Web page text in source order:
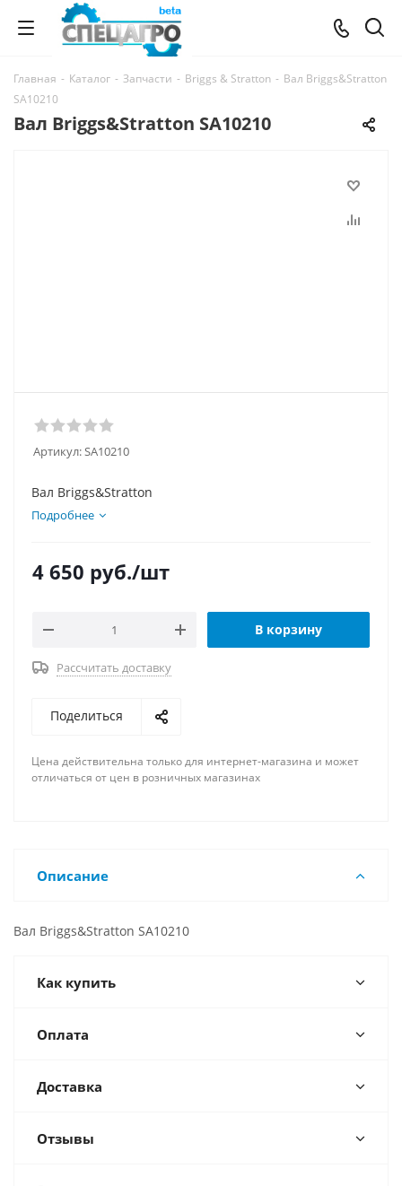
Главная - Каталог - Запчасти - Briggs & Stratton - Вал Briggs&Stratton
SA10210
Вал Briggs&Stratton SA10210
Артикул:SA10210
Вал Briggs&Stratton
Подробнее
4 650 руб./шт
В корзину
Рассчитать доставку
Поделиться
Цена действительна только для интернет-магазина и может
отличаться от цен в розничных магазинах
Описание
Вал Briggs&Stratton SA10210
Как купить
Оплата
Доставка
Отзывы